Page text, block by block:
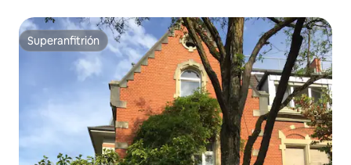
Superanfitrión
Superanfitrión